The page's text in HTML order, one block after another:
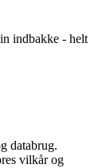
indbakke - helt
databrug.
vilkår og